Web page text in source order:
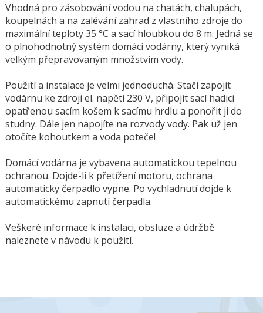
Vhodná pro zásobování vodou na chatách, chalupách,
koupelnách a na zalévání zahrad z vlastního zdroje do
maximální teploty 35 °C a sací hloubkou do 8 m. Jedná se
o plnohodnotný systém domácí vodárny, který vyniká
velkým přepravovaným množstvím vody.
Použití a instalace je velmi jednoduchá. Stačí zapojit
vodárnu ke zdroji el. napětí 230 V, připojit sací hadici
opatřenou sacím košem k sacímu hrdlu a ponořit ji do
studny. Dále jen napojíte na rozvody vody. Pak už jen
otočíte kohoutkem a voda poteče!
Domácí vodárna je vybavena automatickou tepelnou
ochranou. Dojde-li k přetížení motoru, ochrana
automaticky čerpadlo vypne. Po vychladnutí dojde k
automatickému zapnutí čerpadla.
Veškeré informace k instalaci, obsluze a údržbě
naleznete v návodu k použití.